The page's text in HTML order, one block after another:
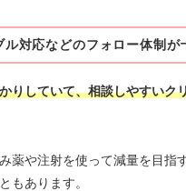
ル対応などのフォロー体制が
りしていて、相談しやすいク
薬や注射を使って減量を目指
もあります。